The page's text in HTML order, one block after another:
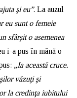
şi eu”. La auzul
eu sunt o femeie
sfârşit o asemenea
i-a pus în mână o
„Ia această cruce.
văzuţi şi
la credinţa iubitului